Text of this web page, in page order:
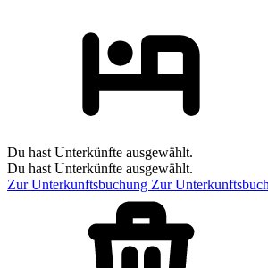
Du hast Unterkünfte ausgewählt.
Du hast Unterkünfte ausgewählt.
Zur Unterkunftsbuchung Zur